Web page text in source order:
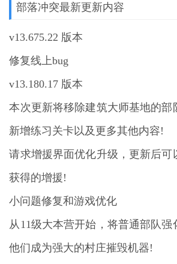
部落冲突最新更新内容
v13.675.22 版本
修复线上bug
v13.180.17 版本
本次更新将移除建筑大师基地的部
新增练习关卡以及更多其他内容!
请求增援界面优化升级，更新后可
获得的增援!
小问题修复和游戏优化
从11级大本营开始，将普通部队强
他们成为强大的村庄摧毁机器!